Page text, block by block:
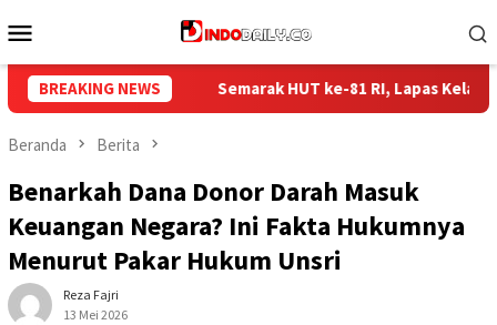
ke
Mobile
BREAKING NEWS
HUT ke-81 RI, Lapas Kelas I Palembang Gelar Aksi Bersih-
Beranda Berita
Benarkah Dana Donor Darah Masuk
Keuangan Negara? Ini Fakta Hukumnya
Menurut Pakar Hukum Unsri
Reza Fajri
13 Mei 2026